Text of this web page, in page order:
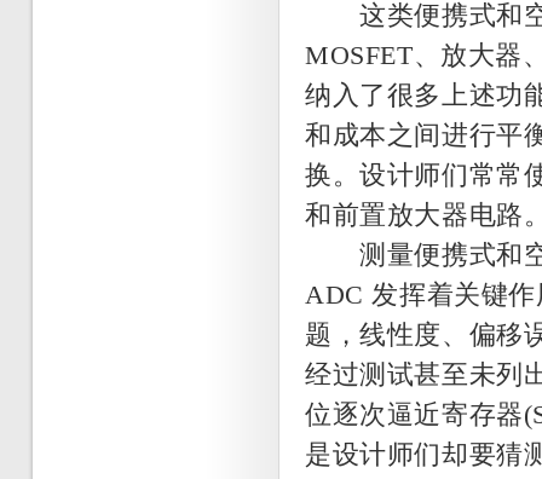
这类便携式和空
MOSFET、放大器
纳入了很多上述功
和成本之间进行平
换。设计师们常常
和前置放大器电路
测量便携式和空
ADC 发挥着关键
题，线性度、偏移
经过测试甚至未列
位逐次逼近寄存器
是设计师们却要猜